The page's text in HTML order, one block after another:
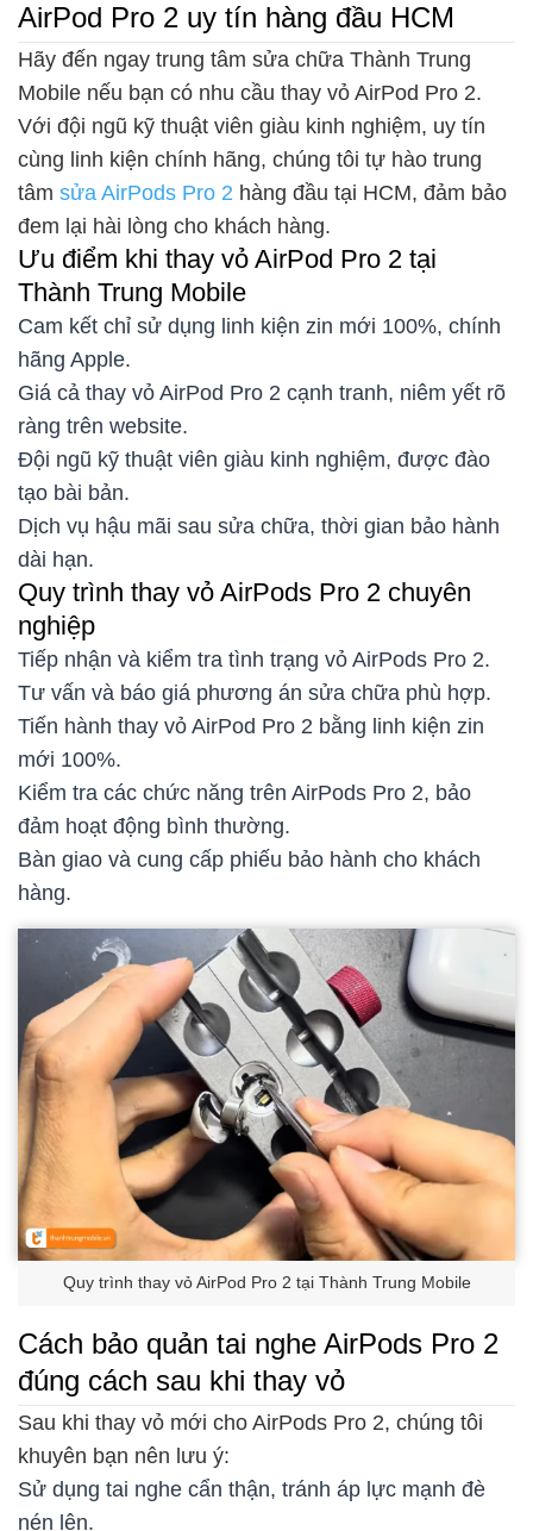
AirPod Pro 2 uy tín hàng đầu HCM
Hãy đến ngay trung tâm sửa chữa Thành Trung
Mobile nếu bạn có nhu cầu thay vỏ AirPod Pro 2.
Với đội ngũ kỹ thuật viên giàu kinh nghiệm, uy tín
cùng linh kiện chính hãng, chúng tôi tự hào trung
tâm sửa AirPods Pro 2 hàng đầu tại HCM, đảm bảo
đem lại hài lòng cho khách hàng.
Ưu điểm khi thay vỏ AirPod Pro 2 tại
Thành Trung Mobile
Cam kết chỉ sử dụng linh kiện zin mới 100%, chính
hãng Apple.
Giá cả thay vỏ AirPod Pro 2 cạnh tranh, niêm yết rõ
ràng trên website.
Đội ngũ kỹ thuật viên giàu kinh nghiệm, được đào
tạo bài bản.
Dịch vụ hậu mãi sau sửa chữa, thời gian bảo hành
dài hạn.
Quy trình thay vỏ AirPods Pro 2 chuyên
nghiệp
Tiếp nhận và kiểm tra tình trạng vỏ AirPods Pro 2.
Tư vấn và báo giá phương án sửa chữa phù hợp.
Tiến hành thay vỏ AirPod Pro 2 bằng linh kiện zin
mới 100%.
Kiểm tra các chức năng trên AirPods Pro 2, bảo
đảm hoạt động bình thường.
Bàn giao và cung cấp phiếu bảo hành cho khách
hàng.
Quy trình thay vỏ AirPod Pro 2 tại Thành Trung Mobile
Cách bảo quản tai nghe AirPods Pro 2
đúng cách sau khi thay vỏ
Sau khi thay vỏ mới cho AirPods Pro 2, chúng tôi
khuyên bạn nên lưu ý:
Sử dụng tai nghe cẩn thận, tránh áp lực mạnh đè
nén lên.